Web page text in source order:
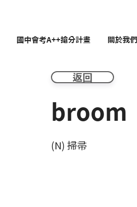
國中會考A++搶分計畫 關於我們
返回
broom
(N) 掃帚